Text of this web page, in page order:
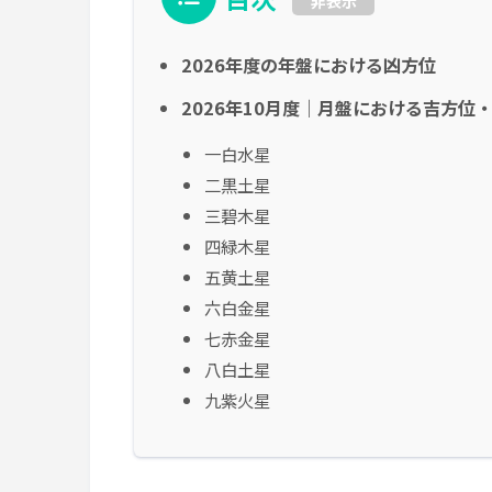
2026年度の年盤における凶方位
2026年10月度｜月盤における吉方位
一白水星
二黒土星
三碧木星
四緑木星
五黄土星
六白金星
七赤金星
八白土星
九紫火星